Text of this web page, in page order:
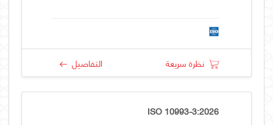
نظرة سريعة التفاصيل
ISO 10993-3:2026